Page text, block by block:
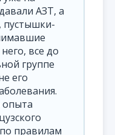
АЗТ, а
пустышки-
все до
группе
его
опыта
правилам